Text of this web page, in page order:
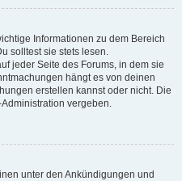
Informationen zu dem Bereich
solltest sie stets lesen.
jeder Seite des Forums, in dem sie
hängt es von deinen
erstellen kannst oder nicht. Die
vergeben.
unter den Ankündigungen und